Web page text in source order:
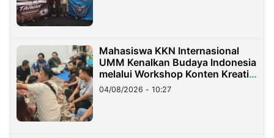
Mahasiswa KKN Internasional
UMM Kenalkan Budaya Indonesia
melalui Workshop Konten Kreatif
di Taiwan
04/08/2026 - 10:27